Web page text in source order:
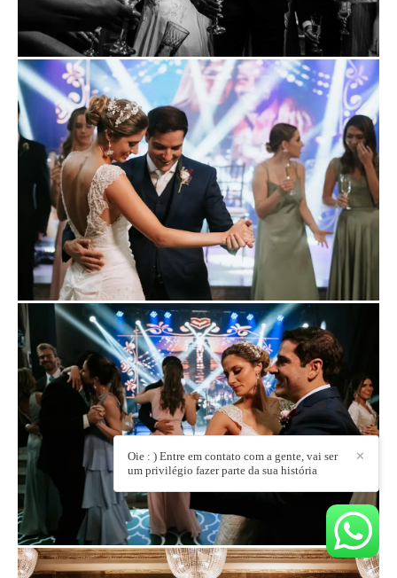
✕
Oie : ) Entre em contato com a gente, vai ser
um privilégio fazer parte da sua história